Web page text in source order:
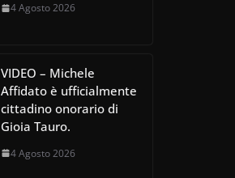
4 Agosto 2026
VIDEO – Michele
Affidato è ufficialmente
cittadino onorario di
Gioia Tauro.
4 Agosto 2026